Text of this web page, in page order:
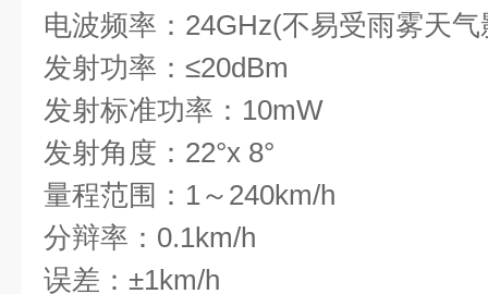
电波频率：24GHz(不易受雨雾天
发射功率：≤20dBm
发射标准功率：10mW
发射角度：22°x 8°
量程范围：1～240km/h
分辩率：0.1km/h
误差：±1km/h